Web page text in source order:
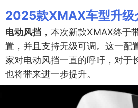
2025款XMAX车型升级
电动风挡 ，本次新款XMAX终于
置，并且支持无级可调。这一配
家对电动风挡一直的呼吁，对于
也将带来进一步提升。